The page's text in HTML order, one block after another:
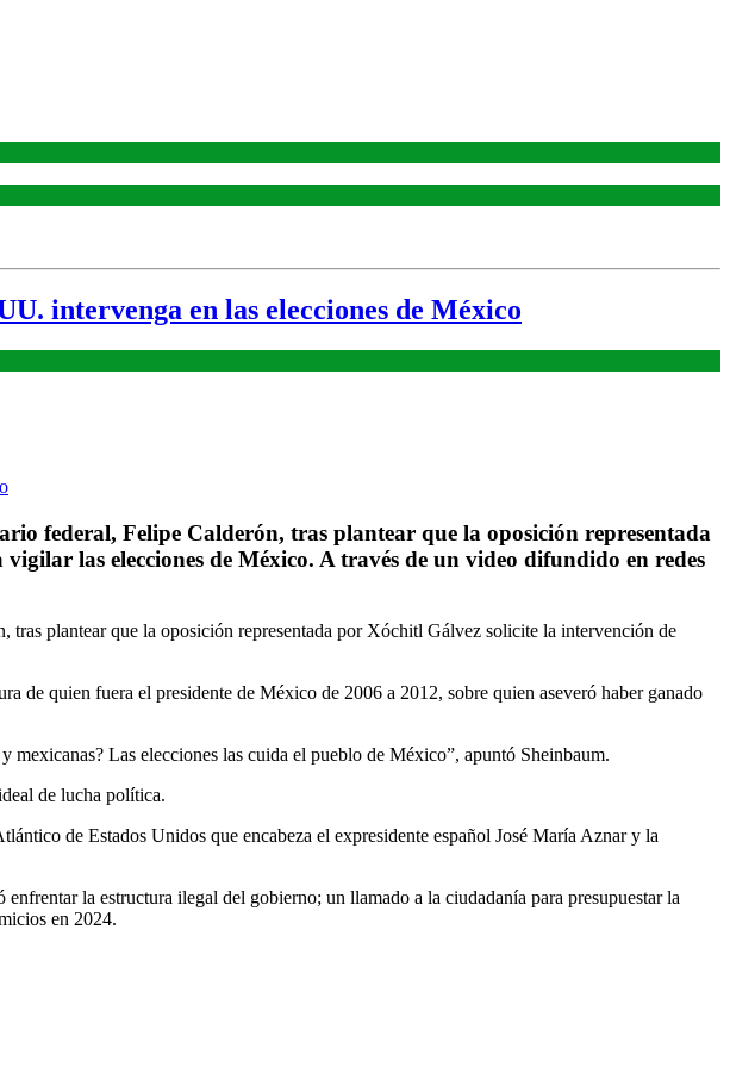
intervenga en las elecciones de México
federal, Felipe Calderón, tras plantear que la oposición representada
las elecciones de México. A través de un video difundido en redes
plantear que la oposición representada por Xóchitl Gálvez solicite la intervención de
quien fuera el presidente de México de 2006 a 2012, sobre quien aseveró haber ganado
Las elecciones las cuida el pueblo de México”, apuntó Sheinbaum.
de lucha política.
de Estados Unidos que encabeza el expresidente español José María Aznar y la
la estructura ilegal del gobierno; un llamado a la ciudadanía para presupuestar la
en 2024.